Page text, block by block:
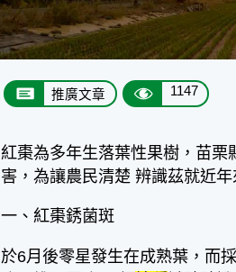
推廣文章 1147
紅棗為多年生落葉性果樹，苗
害，為讓農民清楚 辨識茲就近
一、紅棗銹菌斑
於6月後零星發生在成熟葉，而